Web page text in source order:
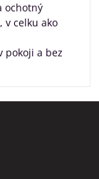
ochotný
v celku ako
pokoji a bez